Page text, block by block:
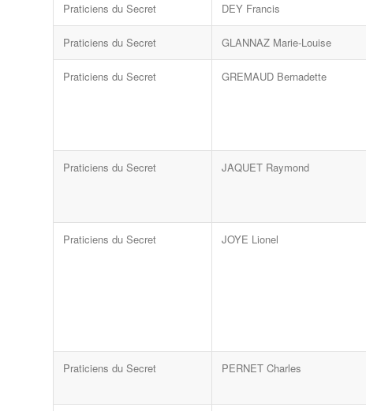
Praticiens du Secret DEY Francis
Praticiens du Secret GLANNAZ Marie-Louise
Praticiens du Secret GREMAUD Bernadette
Praticiens du Secret JAQUET Raymond
Praticiens du Secret JOYE Lionel
Praticiens du Secret PERNET Charles